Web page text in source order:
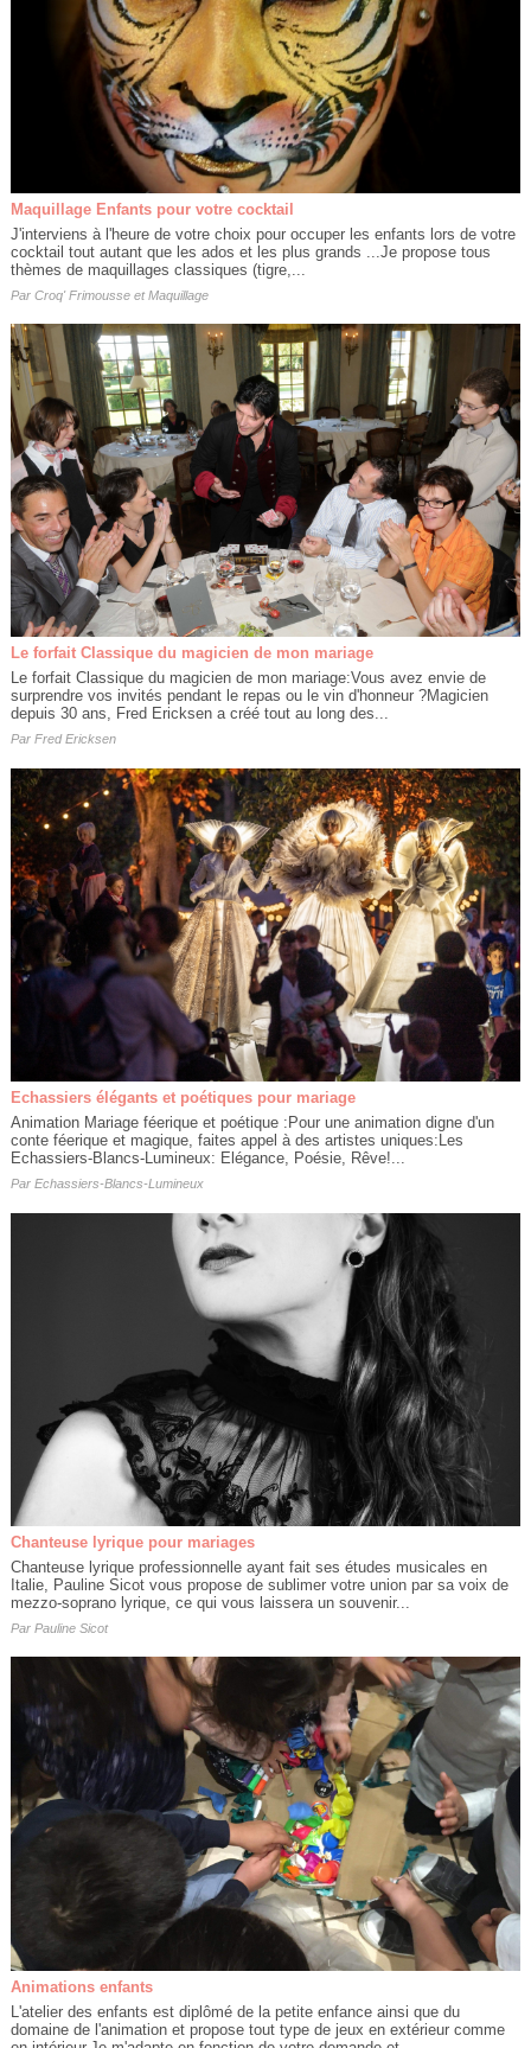
Maquillage Enfants pour votre cocktail
J'interviens à l'heure de votre choix pour occuper les enfants lors de votre
cocktail tout autant que les ados et les plus grands ...Je propose tous
thèmes de maquillages classiques (tigre,...
Par Croq' Frimousse et Maquillage
Le forfait Classique du magicien de mon mariage
Le forfait Classique du magicien de mon mariage:Vous avez envie de
surprendre vos invités pendant le repas ou le vin d'honneur ?Magicien
depuis 30 ans, Fred Ericksen a créé tout au long des...
Par Fred Ericksen
Echassiers élégants et poétiques pour mariage
Animation Mariage féerique et poétique :Pour une animation digne d'un
conte féerique et magique, faites appel à des artistes uniques:Les
Echassiers-Blancs-Lumineux: Elégance, Poésie, Rêve!...
Par Echassiers-Blancs-Lumineux
Chanteuse lyrique pour mariages
Chanteuse lyrique professionnelle ayant fait ses études musicales en
Italie, Pauline Sicot vous propose de sublimer votre union par sa voix de
mezzo-soprano lyrique, ce qui vous laissera un souvenir...
Par Pauline Sicot
Animations enfants
L'atelier des enfants est diplômé de la petite enfance ainsi que du
domaine de l'animation et propose tout type de jeux en extérieur comme